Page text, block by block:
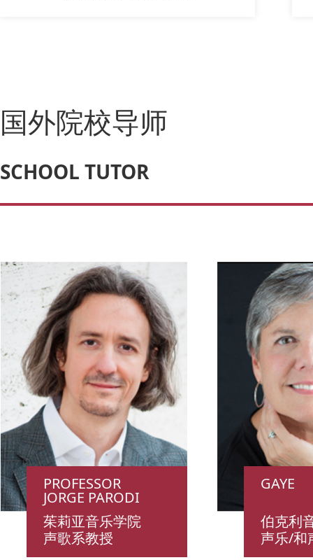
国外院校导师
SCHOOL TUTOR
PROFESSOR
JORGE PARODI
茱莉亚音乐学院
声歌系教授
GAYE
伯克利
声乐/和